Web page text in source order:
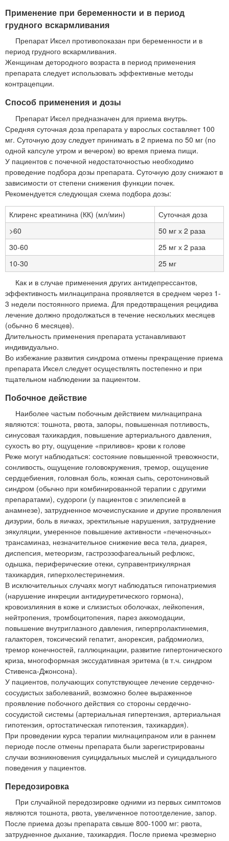
Применение при беременности и в период
грудного вскармливания
Препарат Иксел противопоказан при беременности и в
период грудного вскармливания.
Женщинам детородного возраста в период применения
препарата следует использовать эффективные методы
контрацепции.
Способ применения и дозы
Препарат Иксел предназначен для приема внутрь.
Средняя суточная доза препарата у взрослых составляет 100
мг. Суточную дозу следует принимать в 2 приема по 50 мг (по
одной капсуле утром и вечером) во время приема пищи.
У пациентов с почечной недостаточностью необходимо
проведение подбора дозы препарата. Суточную дозу снижают в
зависимости от степени снижения функции почек.
Рекомендуется следующая схема подбора дозы:
Клиренс креатинина (КК) (мл/мин)
Суточная доза
>60
50 мг х 2 раза
30-60
25 мг х 2 раза
10-30
25 мг
Как и в случае применения других антидепрессантов,
эффективность милнаципрана проявляется в среднем через 1-
3 недели постоянного приема. Для предотвращения рецидива
лечение должно продолжаться в течение нескольких месяцев
(обычно 6 месяцев).
Длительность применения препарата устанавливают
индивидуально.
Во избежание развития синдрома отмены прекращение приема
препарата Иксел следует осуществлять постепенно и при
тщательном наблюдении за пациентом.
Побочное действие
Наиболее частым побочным действием милнаципрана
являются: тошнота, рвота, запоры, повышенная потливость,
синусовая тахикардия, повышение артериального давления,
сухость во рту, ощущение «приливов» крови к голове
Реже могут наблюдаться: состояние повышенной тревожности,
сонливость, ощущение головокружения, тремор, ощущение
сердцебиения, головная боль, кожная сыпь, серотониновый
синдром (обычно при комбинированной терапии с другими
препаратами), судороги (у пациентов с эпилепсией в
анамнезе), затрудненное мочеиспускание и другие проявления
дизурии, боль в яичках, эректильные нарушения, затруднение
эякуляции, умеренное повышение активности «печеночных»
трансаминаз, незначительное снижение веса тела, диарея,
диспепсия, метеоризм, гастроэзофагеальный рефлюкс,
одышка, периферические отеки, суправентрикулярная
тахикардия, гиперхолестеринемия.
В исключительных случаях могут наблюдаться гипонатриемия
(нарушение инкреции антидиуретического гормона),
кровоизлияния в коже и слизистых оболочках, лейкопения,
нейтропения, тромбоцитопения, парез аккомодации,
повышение внутриглазного давления, гиперпролактинемия,
галакторея, токсический гепатит, анорексия, рабдомиолиз,
тремор конечностей, галлюцинации, развитие гипертонического
криза, многоформная экссудативная эритема (в т.ч. синдром
Стивенса-Джонсона).
У пациентов, получающих сопутствующее лечение сердечно-
сосудистых заболеваний, возможно более выраженное
проявление побочного действия со стороны сердечно-
сосудистой системы (артериальная гипертензия, артериальная
гипотензия, ортостатическая гипотензия, тахикардия).
При проведении курса терапии милнаципраном или в раннем
периоде после отмены препарата были зарегистрированы
случаи возникновения суицидальных мыслей и суицидального
поведения у пациентов.
Передозировка
При случайной передозировке одними из первых симптомов
являются тошнота, рвота, увеличенное потоотделение, запор.
После приема дозы препарата свыше 800-1000 мг: рвота,
затрудненное дыхание, тахикардия. После приема чрезмерно